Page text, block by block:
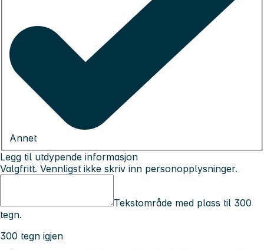
Annet
Legg til utdypende informasjon
Valgfritt. Vennligst ikke skriv inn personopplysninger.
Tekstområde med plass til 300
tegn.
300 tegn igjen